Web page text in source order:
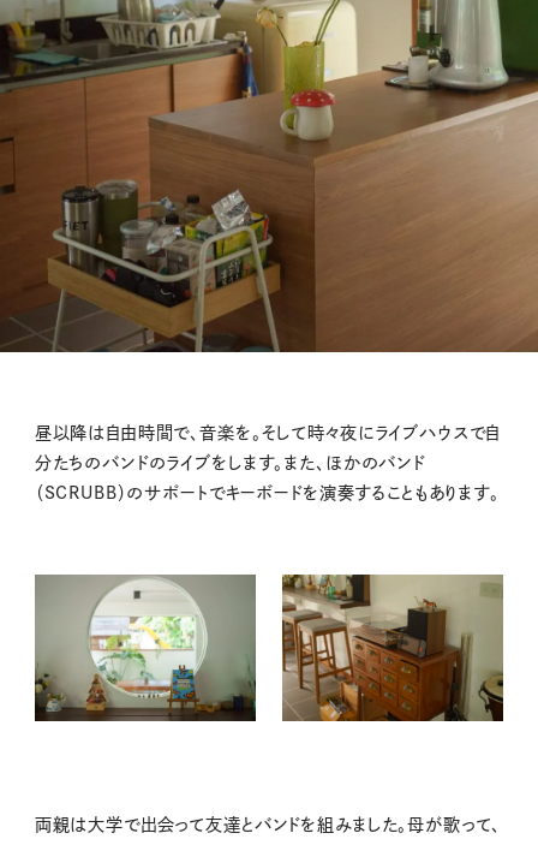
昼以降は自由時間で、音楽を。そして時々夜にライブハウスで自
分たちのバンドのライブをします。また、ほかのバンド
（SCRUBB）のサポートでキーボードを演奏することもあります。
両親は大学で出会って友達とバンドを組みました。母が歌って、